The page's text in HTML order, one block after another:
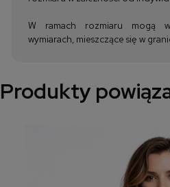
W ramach rozmiaru mogą
wymiarach, mieszczące się w
Produkty